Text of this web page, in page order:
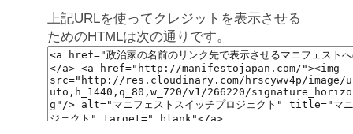
上記URLを使ってクレジットを表示させる
ためのHTMLは次の通りです。